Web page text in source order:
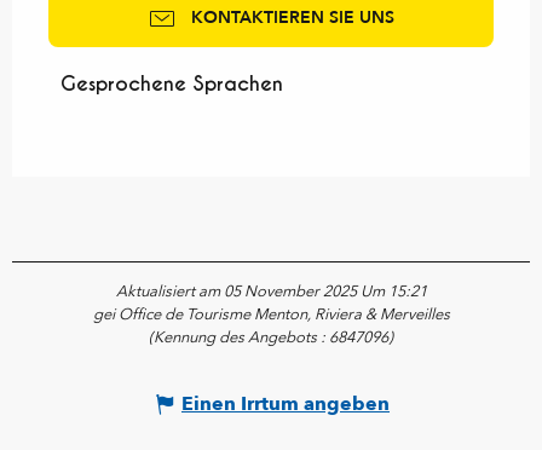
KONTAKTIEREN SIE UNS
Gesprochene Sprachen
Gesprochene Sprachen
Aktualisiert am 05 November 2025 Um 15:21
gei Office de Tourisme Menton, Riviera & Merveilles
(Kennung des Angebots : 6847096)
Einen Irrtum angeben